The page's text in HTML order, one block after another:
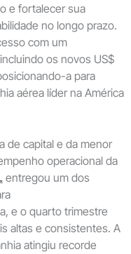
e fortalecer sua
no longo prazo.
com um
os novos US$
a para
aérea líder na América
de capital e da menor
operacional da
entregou um dos
e o quarto trimestre
altas e consistentes. A
atingiu recorde